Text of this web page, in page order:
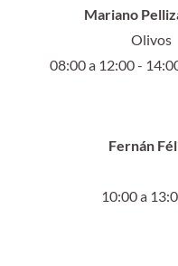
Mariano
Olivos
08:00 a 12:00 -
Fernán
10:00 a